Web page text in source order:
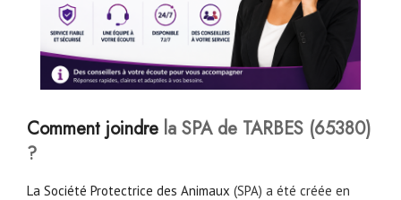
Comment joindre la SPA de TARBES (65380)
?
La Société Protectrice des Animaux (SPA) a été créée en